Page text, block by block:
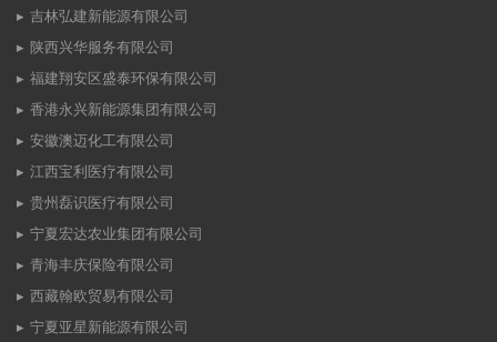
吉林弘建新能源有限公司
陕西兴华服务有限公司
福建翔安区盛泰环保有限公司
香港永兴新能源集团有限公司
安徽澳迈化工有限公司
江西宝利医疗有限公司
贵州磊识医疗有限公司
宁夏宏达农业集团有限公司
青海丰庆保险有限公司
西藏翰欧贸易有限公司
宁夏亚星新能源有限公司